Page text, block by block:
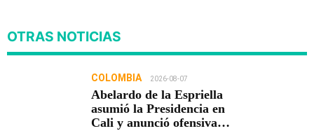
OTRAS NOTICIAS
COLOMBIA 2026-08-07
Abelardo de la Espriella
asumió la Presidencia en
Cali y anunció ofensiva